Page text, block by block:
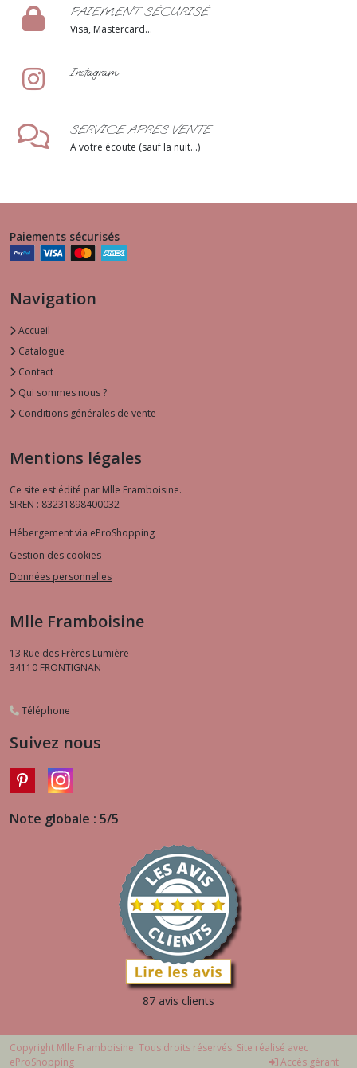
PAIEMENT SÉCURISÉ
Visa, Mastercard...
Instagram
SERVICE APRÈS VENTE
A votre écoute (sauf la nuit...)
Paiements sécurisés
Navigation
Accueil
Catalogue
Contact
Qui sommes nous ?
Conditions générales de vente
Mentions légales
Ce site est édité par Mlle Framboisine.
SIREN : 83231898400032
Hébergement via eProShopping
Gestion des cookies
Données personnelles
Mlle Framboisine
13 Rue des Frères Lumière
34110 FRONTIGNAN
Téléphone
Suivez nous
Note globale : 5/5
87 avis clients
Copyright Mlle Framboisine. Tous droits réservés. Site réalisé avec
eProShopping
Accès gérant